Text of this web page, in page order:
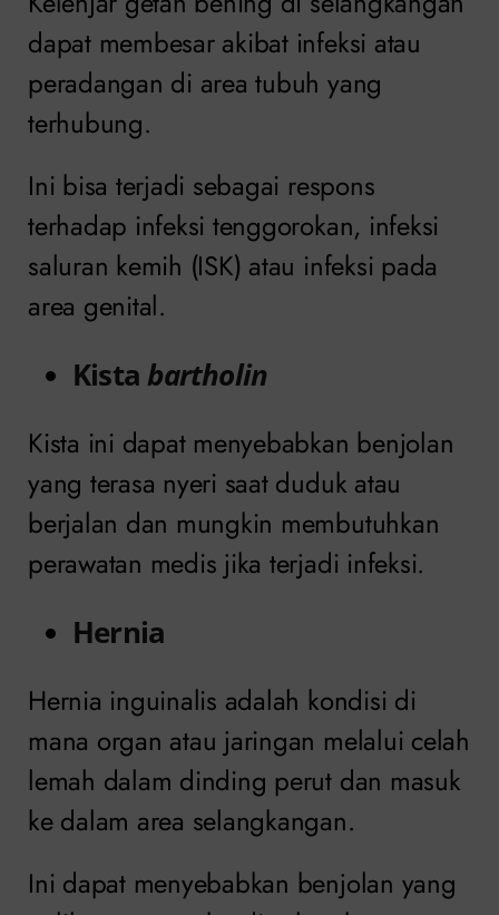
dapat membesar akibat infeksi atau
peradangan di area tubuh yang
terhubung.
Ini bisa terjadi sebagai respons
terhadap infeksi tenggorokan, infeksi
saluran kemih (ISK) atau infeksi pada
area genital.
Kistabartholin
Kista ini dapat menyebabkan benjolan
yang terasa nyeri saat duduk atau
berjalan dan mungkin membutuhkan
perawatan medis jika terjadi infeksi.
Hernia
Hernia inguinalis adalah kondisi di
mana organ atau jaringan melalui celah
lemah dalam dinding perut dan masuk
ke dalam area selangkangan.
Ini dapat menyebabkan benjolan yang